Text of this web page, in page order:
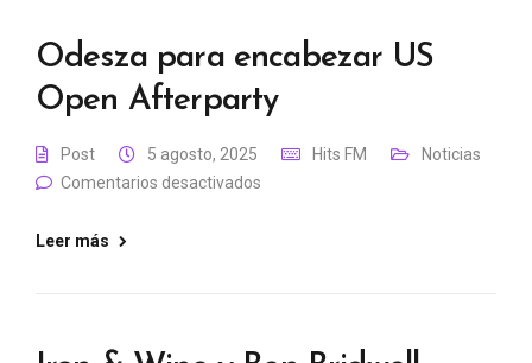
Odesza para encabezar US
Open Afterparty
Post 5 agosto, 2025 Hits FM
Noticias
Comentarios desactivados
Leer más